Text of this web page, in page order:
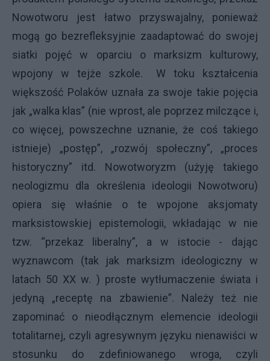
Nowotworu jest łatwo przyswajalny, ponieważ
mogą go bezrefleksyjnie zaadaptować do swojej
siatki pojęć w oparciu o marksizm kulturowy,
wpojony w tejże szkole. W toku kształcenia
większość Polaków uznała za swoje takie pojęcia
jak „walka klas” (nie wprost, ale poprzez milczące i,
co więcej, powszechne uznanie, że coś takiego
istnieje) „postęp”, „rozwój społeczny”, „proces
historyczny” itd. Nowotworyzm (użyję takiego
neologizmu dla określenia ideologii Nowotworu)
opiera się właśnie o te wpojone aksjomaty
marksistowskiej epistemologii, wkładając w nie
tzw. “przekaz liberalny”, a w istocie - dając
wyznawcom (tak jak marksizm ideologiczny w
latach 50 XX w. ) proste wytłumaczenie świata i
jedyną „receptę na zbawienie”. Należy też nie
zapominać o nieodłącznym elemencie ideologii
totalitarnej, czyli agresywnym języku nienawiści w
stosunku do zdefiniowanego wroga, czyli